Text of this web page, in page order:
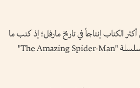
الكتاب إنتاجاً في تاريخ مارفل؛ إذ كتب ما
يقرب من 150 عدداً من سلسلة "The Amazing Spider-Man"